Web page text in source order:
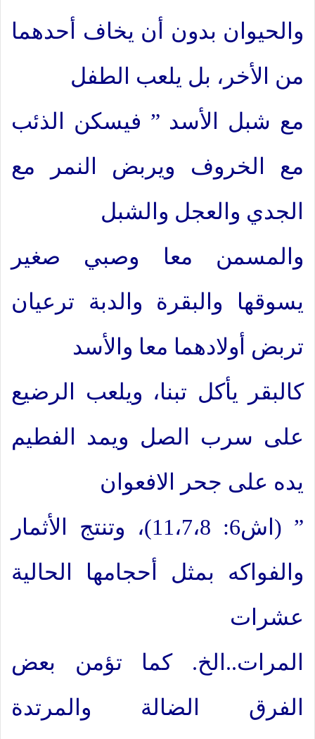
والحيوان بدون أن يخاف أحدهما
من الأخر، بل يلعب الطفل
مع شبل الأسد ” فيسكن الذئب
مع الخروف ويربض النمر مع
الجدي والعجل والشبل
والمسمن معا وصبي صغير
يسوقها والبقرة والدبة ترعيان
تربض أولادهما معا والأسد
كالبقر يأكل تبنا، ويلعب الرضيع
على سرب الصل ويمد الفطيم
يده على جحر الافعوان
” (اش6: 11،7،8)، وتنتج الأثمار
والفواكه بمثل أحجامها الحالية
عشرات
المرات..الخ. كما تؤمن بعض
الفرق الضالة والمرتدة